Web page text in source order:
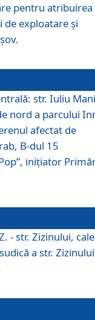
pentru atribuirea
de exploatare şi
str. Iuliu
nord a parcului
afectat de
B-dul 15
iniţiator
- str. Zizinului,
a str.